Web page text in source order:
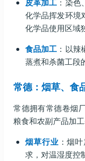
皮革加工 ：染
化学品挥发环境
化学品使用区域
食品加工 ：以
蒸煮和杀菌工段
常德：烟草、食
常德拥有常德卷烟
粮食和农副产品加工
烟草行业 ：烟
求，对温湿度控